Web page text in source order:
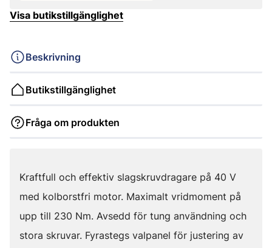
Visa butikstillgänglighet
Beskrivning
Butikstillgänglighet
Fråga om produkten
Kraftfull och effektiv slagskruvdragare på 40 V
med kolborstfri motor. Maximalt vridmoment på
upp till 230 Nm. Avsedd för tung användning och
stora skruvar. Fyrastegs valpanel för justering av